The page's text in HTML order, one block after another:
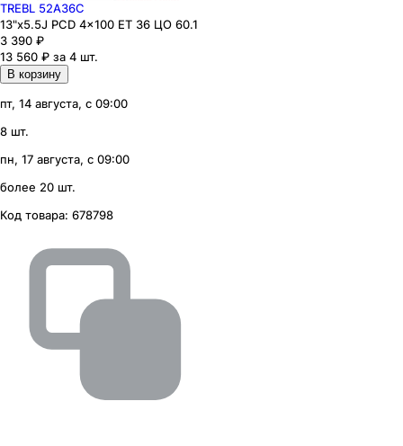
TREBL 52A36C
13"x5.5J PCD 4x100 ЕТ 36 ЦО 60.1
3 390 ₽
13 560 ₽ за 4 шт.
В корзину
пт, 14 августа, с 09:00
8 шт.
пн, 17 августа, с 09:00
более 20 шт.
Код товара: 678798